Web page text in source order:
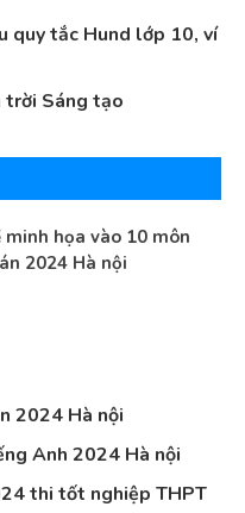
quy tắc Hund lớp 10, ví
trời Sáng tạo
minh họa vào 10 môn
2024 Hà nội
2024 Hà nội
Anh 2024 Hà nội
thi tốt nghiệp THPT